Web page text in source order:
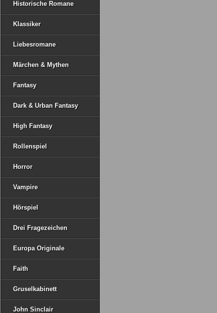
Historische Romane
Klassiker
Liebesromane
Märchen & Mythen
Fantasy
Dark & Urban Fantasy
High Fantasy
Rollenspiel
Horror
Vampire
Hörspiel
Drei Fragezeichen
Europa Originale
Faith
Gruselkabinett
John Sinclair